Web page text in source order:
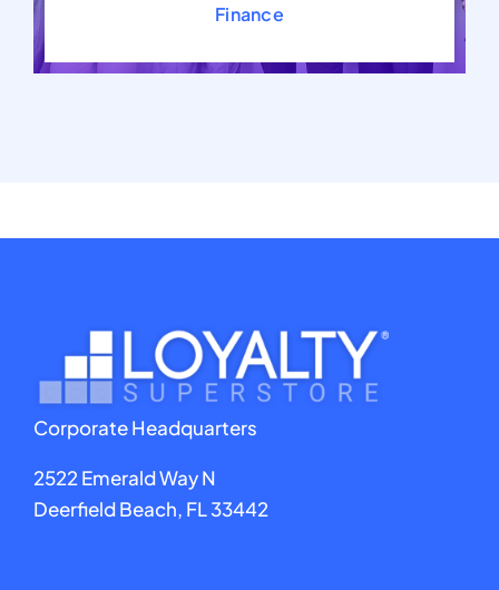
Finance
Corporate Headquarters
2522 Emerald Way N
Deerfield Beach, FL 33442